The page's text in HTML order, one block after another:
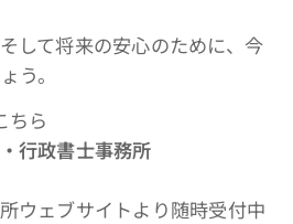
して将来の安心のために、今
う。
ちら
行政書士事務所
ウェブサイトより随時受付中